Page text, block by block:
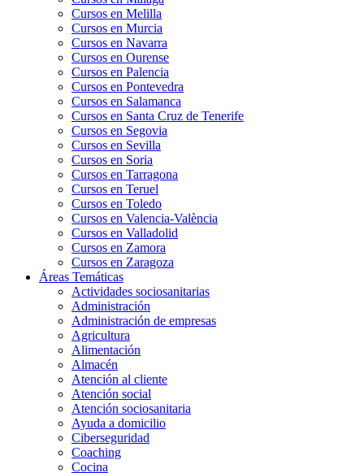
Cursos en Melilla
Cursos en Murcia
Cursos en Navarra
Cursos en Ourense
Cursos en Palencia
Cursos en Pontevedra
Cursos en Salamanca
Cursos en Santa Cruz de Tenerife
Cursos en Segovia
Cursos en Sevilla
Cursos en Soria
Cursos en Tarragona
Cursos en Teruel
Cursos en Toledo
Cursos en Valencia-València
Cursos en Valladolid
Cursos en Zamora
Cursos en Zaragoza
Áreas Temáticas
Actividades sociosanitarias
Administración
Administración de empresas
Agricultura
Alimentación
Almacén
Atención al cliente
Atención social
Atención sociosanitaria
Ayuda a domicilio
Ciberseguridad
Coaching
Cocina